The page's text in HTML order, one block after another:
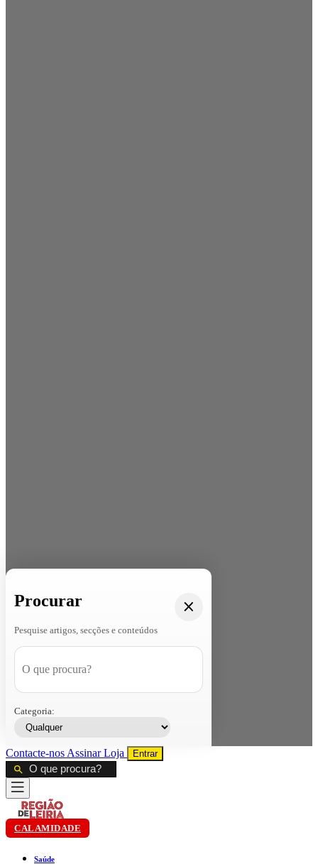
Procurar
Pesquise artigos, secções e conteúdos
Categoria:
Contacte-nos AssinarLoja Entrar
CALAMIDADE
Saúde